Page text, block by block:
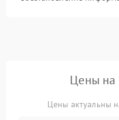
Цены на
Цены актуальны